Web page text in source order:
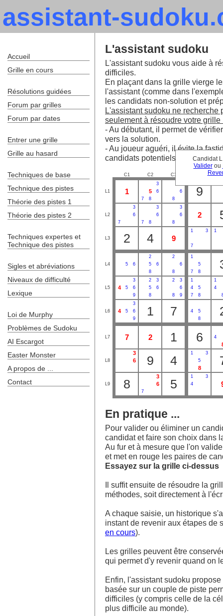
assistant-
Candidat
Validerou
L'assistant sudoku
L'assistant sudoku vous aide à
difficiles.
En plaçant dans la grille vierge
l'assistant (comme dans
les candidats non-solution et
L'assistant sudoku ne
seulement à résoudre votre grille
- Au débutant, il permet de
vers la solution.
- Au joueur aguéri, il évite la
candidats potentiels.
C1 C2 C3
L1 1
3
5
6
7
8
6
8
9
L2
3
6
7
3
6
7
8
3
6
8
2
L3 2 4 9
1 3
7
1
L4 5 6
2
5
6
8
2
6
8
1
5
7
8
L5
3
4 5
6
9
2
3
5
6
8
2
3
6
8
9
1
4
5
7
8
1
4
L6
3
4 5
6
9
1 7 4
5
8
L7 7 2 1 6 4
L8
3
6
9 4
1
3
5
8
L9 8
3
6
7
5
1
3
4
En pratique ...
Pour valider ou éliminer un
candidat et faire son choix dans
Au fur et à mesure que l'on
et met en rouge les paires de
Essayez sur la grille ci-dessus
Il suffit ensuite de résoudre la
méthodes, soit directement à
A chaque saisie, un historique
instant de revenir aux étapes de
en cours).
Les grilles peuvent être
qui permet d'y revenir quand on
Enfin, l'assistant sudoku
basée sur un couple de piste
difficiles (y compris celle de la
plus difficile au monde).
Accueil
Grille en cours
Résolutions guidées
Forum par grilles
Forum par dates
Entrer une grille
Grille au hasard
Techniques de base
Technique des pistes
Théorie des pistes 1
Théorie des pistes 2
Techniques expertes et
Technique des pistes
Sigles et abréviations
Niveaux de difficulté
Lexique
Loi de Murphy
Problèmes de Sudoku
AI Escargot
Easter Monster
A propos de ...
Contact